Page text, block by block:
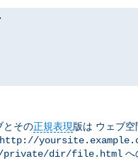
とその正規表現版は ウェブ
http://
private/dir/file.html へ